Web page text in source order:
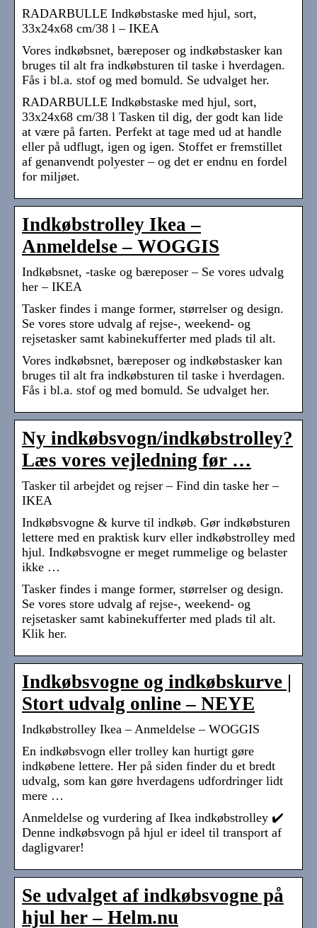
RADARBULLE Indkøbstaske med hjul, sort,
33x24x68 cm/38 l – IKEA
Vores indkøbsnet, bæreposer og indkøbstasker kan
bruges til alt fra indkøbsturen til taske i hverdagen.
Fås i bl.a. stof og med bomuld. Se udvalget her.
RADARBULLE Indkøbstaske med hjul, sort,
33x24x68 cm/38 l Tasken til dig, der godt kan lide
at være på farten. Perfekt at tage med ud at handle
eller på udflugt, igen og igen. Stoffet er fremstillet
af genanvendt polyester – og det er endnu en fordel
for miljøet.
Indkøbstrolley Ikea –
Anmeldelse – WOGGIS
Indkøbsnet, -taske og bæreposer – Se vores udvalg
her – IKEA
Tasker findes i mange former, størrelser og design.
Se vores store udvalg af rejse-, weekend- og
rejsetasker samt kabinekufferter med plads til alt.
Vores indkøbsnet, bæreposer og indkøbstasker kan
bruges til alt fra indkøbsturen til taske i hverdagen.
Fås i bl.a. stof og med bomuld. Se udvalget her.
Ny indkøbsvogn/indkøbstrolley?
Læs vores vejledning før …
Tasker til arbejdet og rejser – Find din taske her –
IKEA
Indkøbsvogne & kurve til indkøb. Gør indkøbsturen
lettere med en praktisk kurv eller indkøbstrolley med
hjul. Indkøbsvogne er meget rummelige og belaster
ikke …
Tasker findes i mange former, størrelser og design.
Se vores store udvalg af rejse-, weekend- og
rejsetasker samt kabinekufferter med plads til alt.
Klik her.
Indkøbsvogne og indkøbskurve |
Stort udvalg online – NEYE
Indkøbstrolley Ikea – Anmeldelse – WOGGIS
En indkøbsvogn eller trolley kan hurtigt gøre
indkøbene lettere. Her på siden finder du et bredt
udvalg, som kan gøre hverdagens udfordringer lidt
mere …
Anmeldelse og vurdering af Ikea indkøbstrolley ✔️
Denne indkøbsvogn på hjul er ideel til transport af
dagligvarer!
Se udvalget af indkøbsvogne på
hjul her – Helm.nu